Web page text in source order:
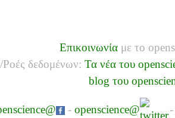
Επικοινωνία με το
Ροές δεδομένων: Τα νέα του
blog του
- openscience@